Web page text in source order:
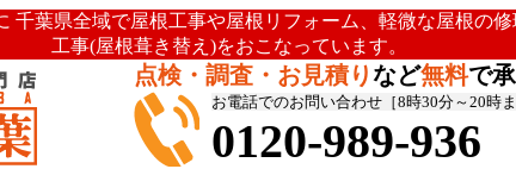
葉県全域で屋根工事や屋根リフォーム、軽微な屋根の
工事(屋根葺き替え)をおこなっています。
点検・調査・お見積りなど無料で
お電話でのお問い合わせ［8時30分～20時ま
0120-989-936